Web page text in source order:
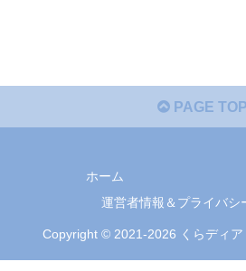
PAGE TOP
ホーム
運営者情報＆プライバシ
Copyright © 2021-2026 くらディ